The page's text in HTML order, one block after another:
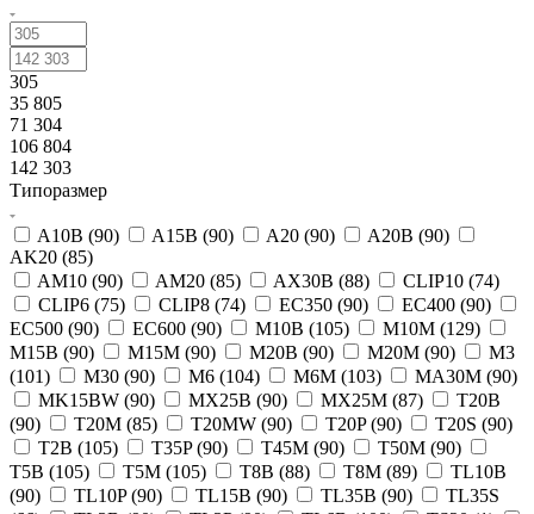
305
35 805
71 304
106 804
142 303
Типоразмер
A10B (90) A15B (90) A20 (90) A20B (90)
AK20 (85)
AM10 (90) AM20 (85) AX30B (88) CLIP10 (74)
CLIP6 (75) CLIP8 (74) EC350 (90) EC400 (90)
EC500 (90) EC600 (90) M10B (105) M10M (129)
M15B (90) M15M (90) M20B (90) M20M (90)
M3
(101) M30 (90) M6 (104) M6M (103) MA30M (90)
MK15BW (90) MX25B (90) MX25M (87)
T20B
(90) T20M (85) T20MW (90) T20P (90) T20S (90)
T2B (105) T35P (90) T45M (90) T50M (90)
T5B (105) T5M (105) T8B (88) T8M (89)
TL10B
(90) TL10P (90) TL15B (90) TL35B (90)
TL35S